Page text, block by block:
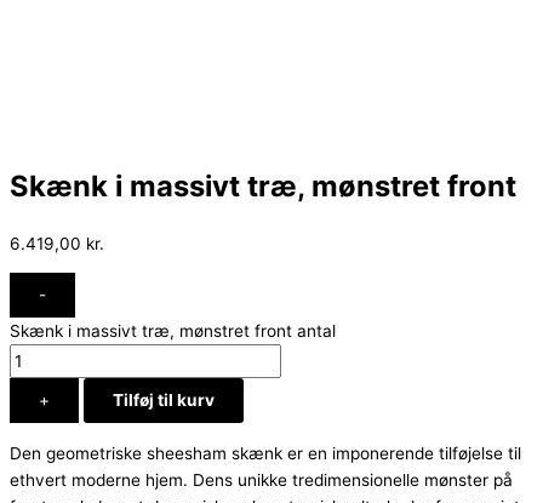
Skænk i massivt træ, mønstret front
6.419,00 kr.
-
Skænk i massivt træ, mønstret front antal
+ Tilføj til kurv
Den geometriske sheesham skænk er en imponerende tilføjelse til
ethvert moderne hjem. Dens unikke tredimensionelle mønster på